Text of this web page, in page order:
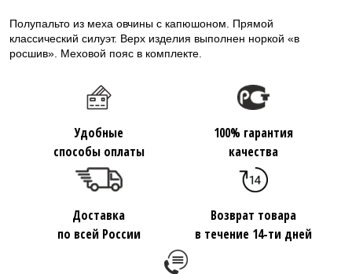
Полупальто из меха овчины с капюшоном. Прямой
классический силуэт. Верх изделия выполнен норкой «в
росшив». Меховой пояс в комплекте.
Удобные
способы оплаты
100% гарантия
качества
Доставка
по всей России
Возврат товара
в течение 14-ти дней